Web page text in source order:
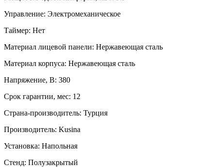
Управление: Электромеханическое
Таймер: Нет
Материал лицевой панели: Нержавеющая сталь
Материал корпуса: Нержавеющая сталь
Напряжение, В: 380
Срок гарантии, мес: 12
Страна-производитель: Турция
Производитель: Kusina
Установка: Напольная
Стенд: Полузакрытый